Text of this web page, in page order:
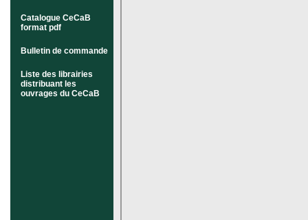
Catalogue CeCaB
format pdf
Bulletin de commande
Liste des librairies
distribuant les
ouvrages du CeCaB